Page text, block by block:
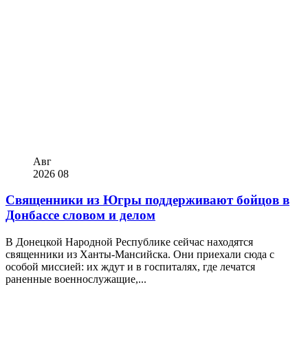
Авг
2026 08
Священники из Югры поддерживают бойцов в
Донбассе словом и делом
В Донецкой Народной Республике сейчас находятся
священники из Ханты-Мансийска. Они приехали сюда с
особой миссией: их ждут и в госпиталях, где лечатся
раненные военнослужащие,...